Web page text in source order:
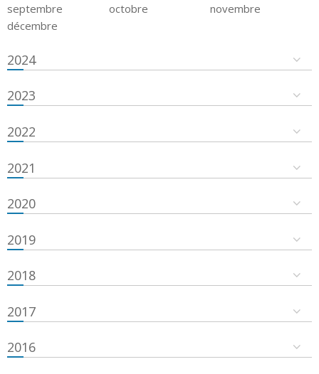
septembre
octobre
novembre
décembre
2024
2023
2022
2021
2020
2019
2018
2017
2016